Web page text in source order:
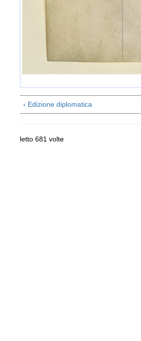
‹ Edizione diplomatica
letto 681 volte